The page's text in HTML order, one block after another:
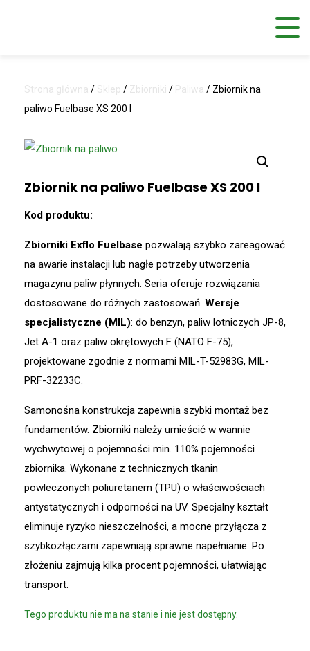
Strona główna / Sklep / Zbiorniki / Paliwa / Zbiornik na
paliwo Fuelbase XS 200 l
Zbiornik na paliwo Fuelbase XS 200 l
Kod produktu:
Zbiorniki Exflo Fuelbase pozwalają szybko zareagować
na awarie instalacji lub nagłe potrzeby utworzenia
magazynu paliw płynnych. Seria oferuje rozwiązania
dostosowane do różnych zastosowań. Wersje
specjalistyczne (MIL): do benzyn, paliw lotniczych JP-8,
Jet A-1 oraz paliw okrętowych F (NATO F-75),
projektowane zgodnie z normami MIL-T-52983G, MIL-
PRF-32233C.
Samonośna konstrukcja zapewnia szybki montaż bez
fundamentów. Zbiorniki należy umieścić w wannie
wychwytowej o pojemności min. 110% pojemności
zbiornika. Wykonane z technicznych tkanin
powleczonych poliuretanem (TPU) o właściwościach
antystatycznych i odporności na UV. Specjalny kształt
eliminuje ryzyko nieszczelności, a mocne przyłącza z
szybkozłączami zapewniają sprawne napełnianie. Po
złożeniu zajmują kilka procent pojemności, ułatwiając
transport.
Tego produktu nie ma na stanie i nie jest dostępny.